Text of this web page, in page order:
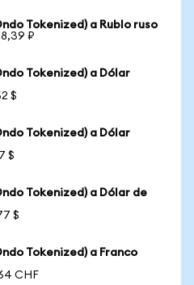
Tokenized) a Rublo ruso
₽
Tokenized) a Dólar
$
Tokenized) a Dólar
$
Tokenized) a Dólar de
$
Tokenized) a Franco
CHF